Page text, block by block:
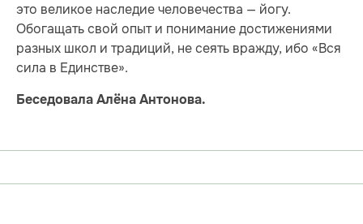
это великое наследие человечества — йогу.
Обогащать свой опыт и понимание достижениями
разных школ и традиций, не сеять вражду, ибо «Вся
сила в Единстве».
Беседовала Алёна Антонова.